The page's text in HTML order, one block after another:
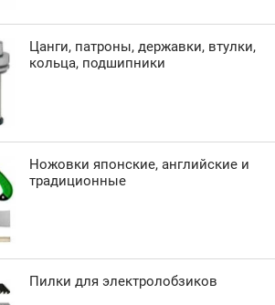
Цанги, патроны, державки, втулки,
кольца, подшипники
Ножовки японские, английские и
традиционные
Пилки для электролобзиков